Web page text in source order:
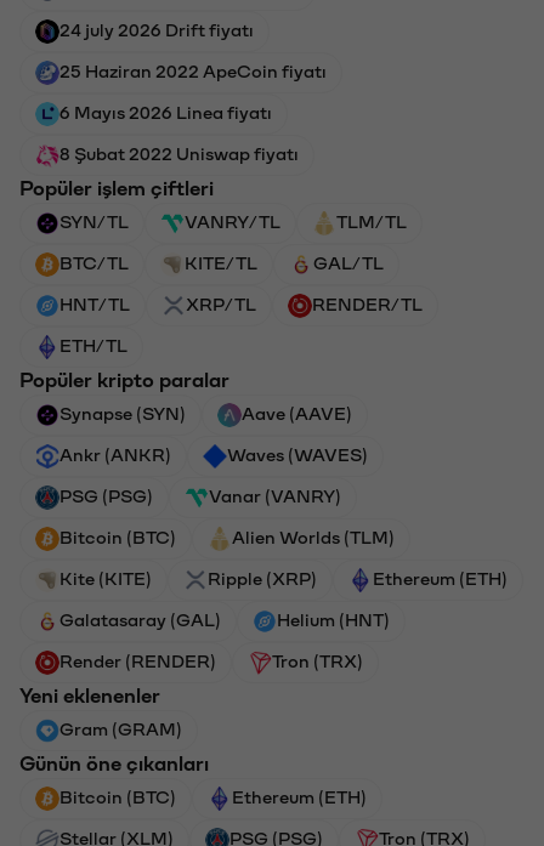
24 july 2026 Drift fiyatı
25 Haziran 2022 ApeCoin fiyatı
6 Mayıs 2026 Linea fiyatı
8 Şubat 2022 Uniswap fiyatı
Popüler işlem çiftleri
SYN/TL VANRY/TL TLM/TL
BTC/TL KITE/TL GAL/TL
HNT/TL XRP/TL RENDER/TL
ETH/TL
Popüler kripto paralar
Synapse (SYN) Aave (AAVE)
Ankr (ANKR) Waves (WAVES)
PSG (PSG) Vanar (VANRY)
Bitcoin (BTC) Alien Worlds (TLM)
Kite (KITE) Ripple (XRP) Ethereum (ETH)
Galatasaray (GAL) Helium (HNT)
Render (RENDER) Tron (TRX)
Yeni eklenenler
Gram (GRAM)
Günün öne çıkanları
Bitcoin (BTC) Ethereum (ETH)
Stellar (XLM) PSG (PSG) Tron (TRX)